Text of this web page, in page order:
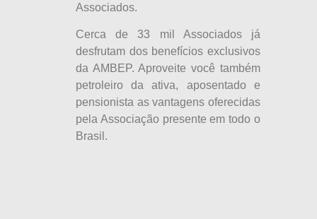
Associados.
Cerca de 33 mil Associados já
desfrutam dos benefícios exclusivos
da AMBEP. Aproveite você também
petroleiro da ativa, aposentado e
pensionista as vantagens oferecidas
pela Associação presente em todo o
Brasil.